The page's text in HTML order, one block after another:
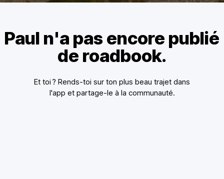
Paul n'a pas encore publié
de roadbook.
Et toi ? Rends-toi sur ton plus beau trajet dans
l'app et partage-le à la communauté.